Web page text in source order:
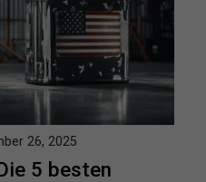
5 besten
26, 2025